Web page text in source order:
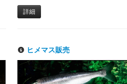
詳細
ヒメマス販売